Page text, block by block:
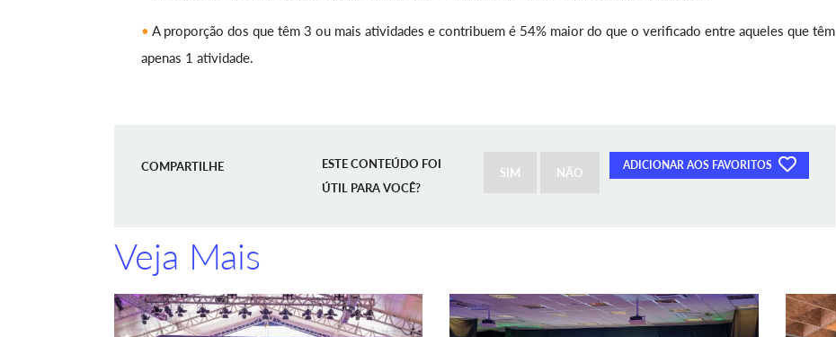
A proporção dos que têm 3 ou mais atividades e contribuem é 54% maior do que o verificado entre aqueles que têm
apenas 1 atividade.
COMPARTILHE ADICIONAR AOS FAVORITOS
ESTE CONTEÚDO FOI
ÚTIL PARA VOCÊ?
SIM NÃO
Veja Mais